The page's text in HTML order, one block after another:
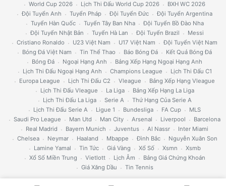
World Cup 2026 Lịch Thi Đấu World Cup 2026
BXH WC 2026
Đội Tuyển Anh
Tuyển Pháp Đội Tuyển Đức
Đội Tuyển Argentina
Tuyển Hàn Quốc
Tuyển Tây Ban Nha
Đội Tuyển Bồ Đào Nha
Đội Tuyển Nhật Bản
Tuyển Hà Lan Đội Tuyển Brazil
Messi
Cristiano Ronaldo
U23 Việt Nam U17 Việt Nam
Đội Tuyển Việt Nam
Bóng Đá Việt Nam
Tin Thể Thao Báo Bóng Đá
Kết Quả Bóng Đá
Bóng Đá
Ngoại Hạng Anh
Bảng Xếp Hạng Ngoại Hạng Anh
Lịch Thi Đấu Ngoại Hạng Anh
Champions League
Lịch Thi Đấu C1
Europa League
Lịch Thi Đấu C2 Vleague
Bảng Xếp Hạng Vleague
Lịch Thi Đấu Vleague
La Liga
Bảng Xếp Hạng La Liga
Lịch Thi Đấu La Liga
Serie A
Thứ Hạng Của Serie A
Lịch Thi Đấu Serie A
Ligue 1 Bundesliga FA Cup
MLS
Saudi Pro League
Man Utd Man City Arsenal Liverpool
Barcelona
Real Madrid
Bayern Munich Juventus Al Nassr
Inter Miami
Chelsea
Neymar Haaland Mbappe Đình Bắc
Nguyễn Xuân Son
Lamine Yamal
Tin Tức Giá Vàng Xổ Số Xsmn
Xsmb
Xổ Số Miền Trung
Vietlott Lịch Âm
Bảng Giá Chứng Khoán
Giá Xăng Dầu
Tin Tennis